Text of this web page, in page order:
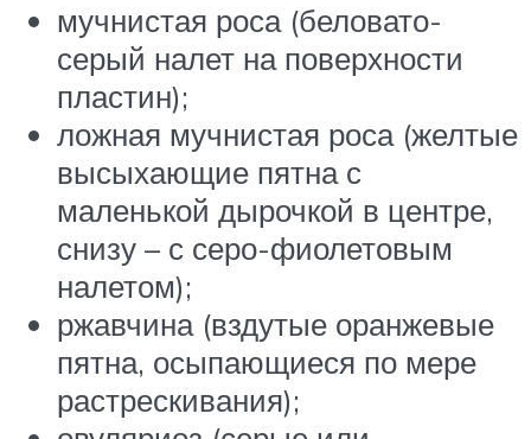
мучнистая роса (беловато-
серый налет на поверхности
пластин);
ложная мучнистая роса (желтые
высыхающие пятна с
маленькой дырочкой в центре,
снизу – с серо-фиолетовым
налетом);
ржавчина (вздутые оранжевые
пятна, осыпающиеся по мере
растрескивания);